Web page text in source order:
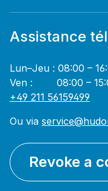
Assistance
Lun–Jeu : 08:00 –
Ven : 08:00 –
+49 211 56159499
Ou via
Revoke a